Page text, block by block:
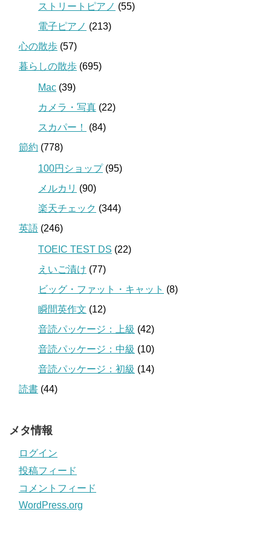
ストリートピアノ (55)
電子ピアノ (213)
心の散歩 (57)
暮らしの散歩 (695)
Mac (39)
カメラ・写真 (22)
スカパー！
(84)
節約 (778)
100円ショップ(95)
メルカリ (90)
楽天チェック (344)
英語 (246)
TOEIC TEST DS (22)
えいご漬け (77)
ビッグ・ファット・キャット (8)
瞬間英作文 (12)
音読パッケージ：上級 (42)
音読パッケージ：中級 (10)
音読パッケージ：初級 (14)
読書 (44)
メタ情報
ログイン
投稿フィード
コメントフィード
WordPress.org